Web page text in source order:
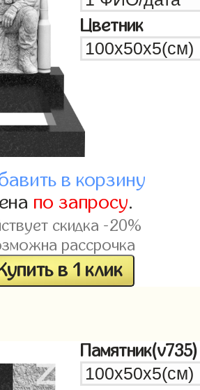
Цветник
в корзину
по запросу.
скидка -20%
рассрочка
в 1 клик
Памятник(v735)